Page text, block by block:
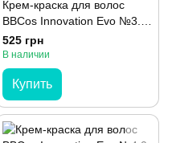
Крем-краска для волос
BBCos Innovation Evo №3.0
Dark Brown 100 мл
525 грн
В наличии
Купить